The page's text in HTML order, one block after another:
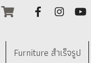
Furniture สำเร็จรูป